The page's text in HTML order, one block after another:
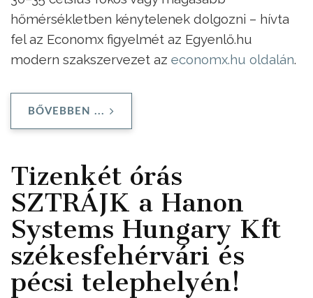
hőmérsékletben kénytelenek dolgozni – hívta
fel az Economx figyelmét az Egyenlő.hu
modern szakszervezet az economx.hu oldalán.
BŐVEBBEN ...
Tizenkét órás
SZTRÁJK a Hanon
Systems Hungary Kft
székesfehérvári és
pécsi telephelyén!